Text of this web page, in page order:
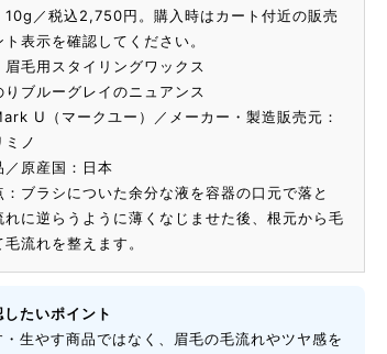
10g／税込2,750円。購入時はカート付近の販売
表示を確認してください。
毛用スタイリングワックス
ブルーグレイのニュアンス
U（マークユー）／メーカー・製造販売元：
ノ
／原産国：日本
ブラシについた余分な液を容器の口元で落と
れに逆らうように薄くなじませた後、根元から毛
流れを整えます。
たいポイント
・生やす商品ではなく、眉毛の毛流れやツヤ感を